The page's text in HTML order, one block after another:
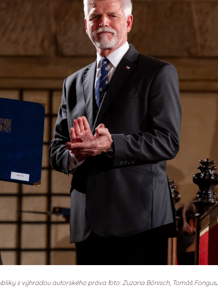
s výhradou autorského práva foto: Zuzana Bönisch, Tomáš Fongus.